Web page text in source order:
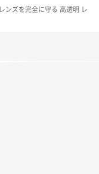
ンズを完全に守る 高透明 レ